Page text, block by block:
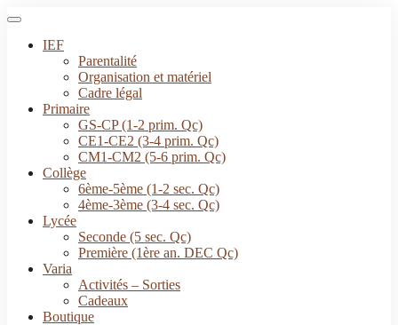
IEF
Parentalité
Organisation et matériel
Cadre légal
Primaire
GS-CP (1-2 prim. Qc)
CE1-CE2 (3-4 prim. Qc)
CM1-CM2 (5-6 prim. Qc)
Collège
6ème-5ème (1-2 sec. Qc)
4ème-3ème (3-4 sec. Qc)
Lycée
Seconde (5 sec. Qc)
Première (1ère an. DEC Qc)
Varia
Activités – Sorties
Cadeaux
Boutique